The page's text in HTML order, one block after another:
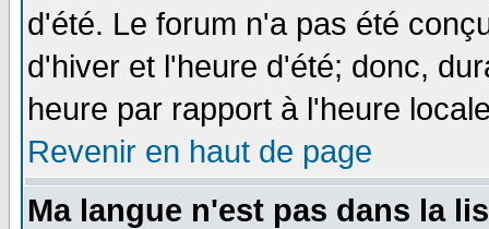
d'été. Le forum n'a pas été
d'hiver et l'heure d'été; donc,
heure par rapport à l'heure
Revenir en haut de page
Ma langue n'est pas dans la